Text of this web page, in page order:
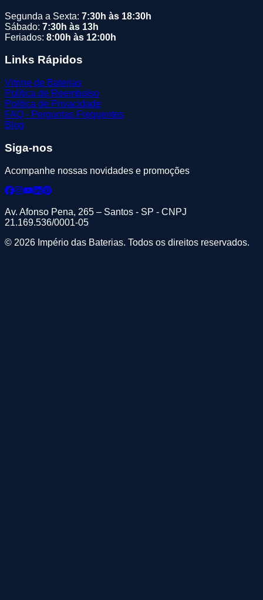
Segunda a Sexta: 7:30h às 18:30h
Sábado: 7:30h às 13h
Feriados: 8:00h às 12:00h
Links Rápidos
Vitrine de Baterias
Política de Reembolso
Política de Privacidade
FAQ - Perguntas Frequentes
Blog
Siga-nos
Acompanhe nossas novidades e promoções
Av. Afonso Pena, 265 – Santos - SP - CNPJ
21.169.536/0001-05
© 2026 Império das Baterias. Todos os direitos reservados.